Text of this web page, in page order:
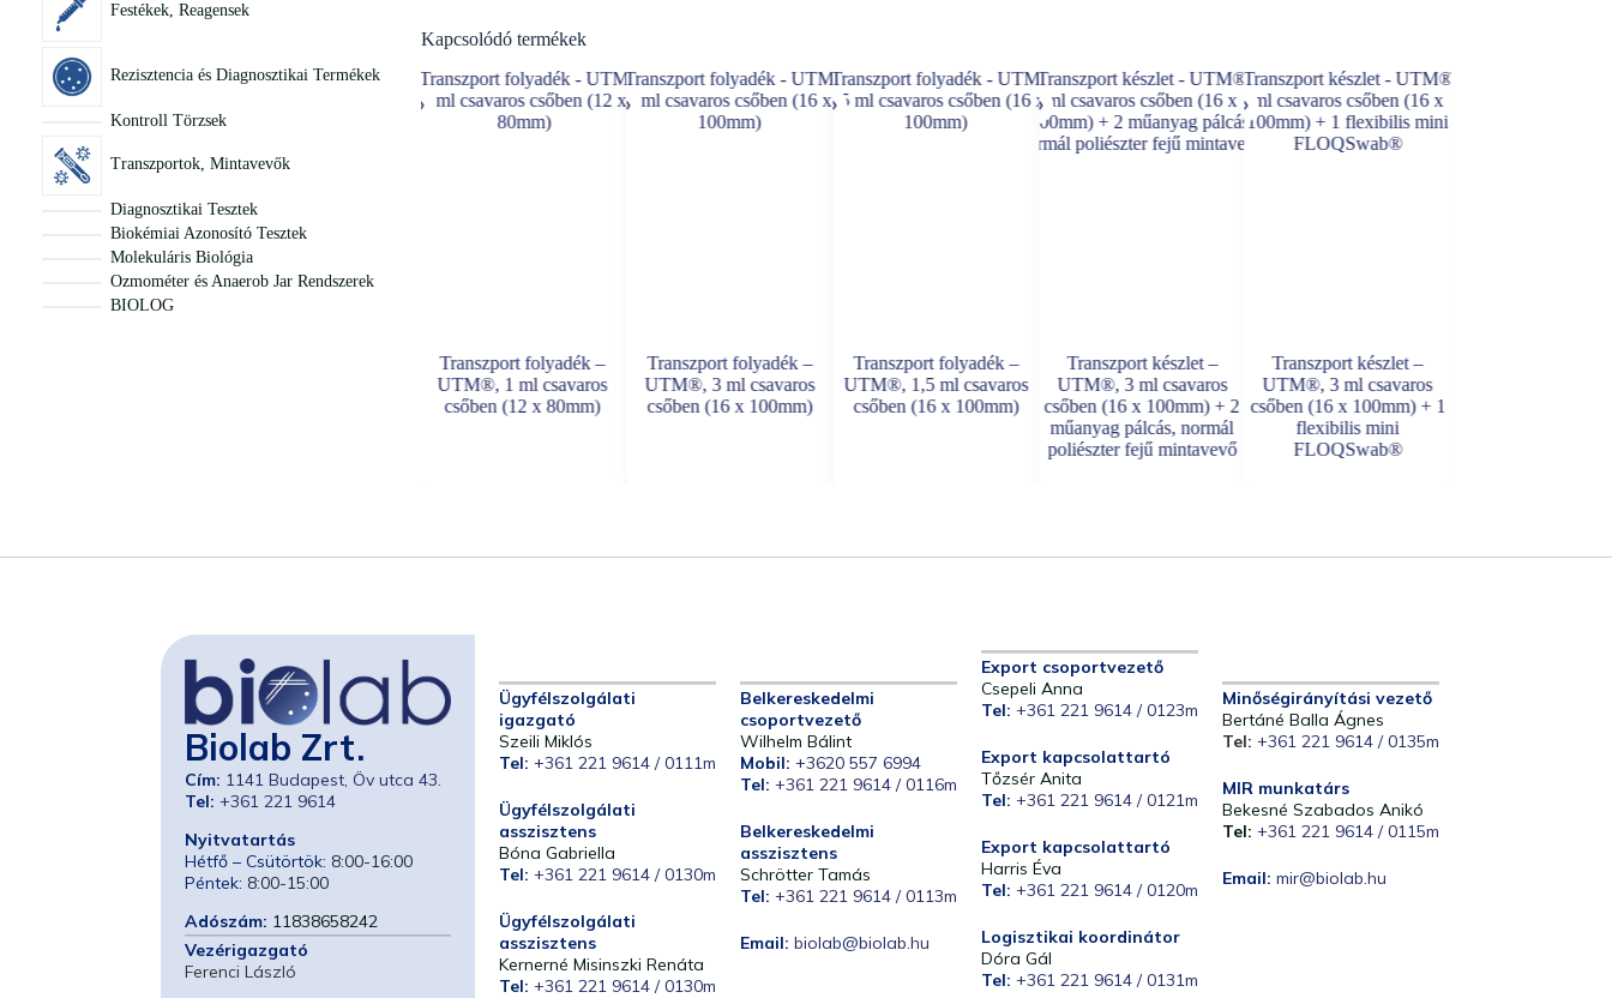
Kapcsolódó termékek
Transzport folyadék –
UTM®, 1 ml csavaros
csőben (12 x 80mm)
Transzport folyadék –
UTM®, 3 ml csavaros
csőben (16 x 100mm)
Transzport folyadék –
UTM®, 1,5 ml csavaros
csőben (16 x 100mm)
Transzport készlet –
UTM®, 3 ml csavaros
csőben (16 x 100mm) + 2
műanyag pálcás, normál
poliészter fejű mintavevő
Transzport készlet –
UTM®, 3 ml csavaros
csőben (16 x 100mm) + 1
flexibilis mini
FLOQSwab®
Festékek, Reagensek
Rezisztencia és Diagnosztikai Termékek
Kontroll Törzsek
Transzportok, Mintavevők
Diagnosztikai Tesztek
Biokémiai Azonosító Tesztek
Molekuláris Biológia
Ozmométer és Anaerob Jar Rendszerek
BIOLOG
Biolab Zrt.
Cím: 1141 Budapest, Öv utca 43.
Tel: +361 221 9614
Nyitvatartás
Hétfő – Csütörtök: 8:00-16:00
Péntek: 8:00-15:00
Adószám: 11838658242
Vezérigazgató
Ferenci László
Ügyfélszolgálati
igazgató
Szeili Miklós
Tel: +361 221 9614 / 0111m
Ügyfélszolgálati
asszisztens
Bóna Gabriella
Tel: +361 221 9614 / 0130m
Ügyfélszolgálati
asszisztens
Kernerné Misinszki Renáta
Tel: +361 221 9614 / 0130m
Belkereskedelmi
csoportvezető
Wilhelm Bálint
Mobil: +3620 557 6994
Tel: +361 221 9614 / 0116m
Belkereskedelmi
asszisztens
Schrötter Tamás
Tel: +361 221 9614 / 0113m
Email: biolab@biolab.hu
Export csoportvezető
Csepeli Anna
Tel: +361 221 9614 / 0123m
Export kapcsolattartó
Tőzsér Anita
Tel: +361 221 9614 / 0121m
Export kapcsolattartó
Harris Éva
Tel: +361 221 9614 / 0120m
Logisztikai koordinátor
Dóra Gál
Tel: +361 221 9614 / 0131m
Minőségirányítási vezető
Bertáné Balla Ágnes
Tel: +361 221 9614 / 0135m
MIR munkatárs
Bekesné Szabados Anikó
Tel: +361 221 9614 / 0115m
Email: mir@biolab.hu